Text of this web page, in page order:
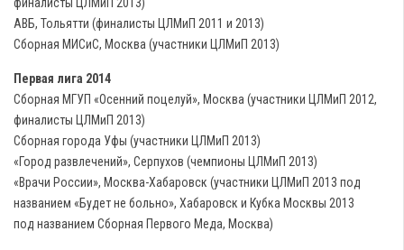
АВБ, Тольятти (финалисты ЦЛМиП 2011 и 2013)
Сборная МИСиС, Москва (участники ЦЛМиП 2013)
Первая лига 2014
Сборная МГУП «Осенний поцелуй», Москва (участники ЦЛМиП 2012,
финалисты ЦЛМиП 2013)
Сборная города Уфы (участники ЦЛМиП 2013)
«Город развлечений», Серпухов (чемпионы ЦЛМиП 2013)
«Врачи России», Москва-Хабаровск (участники ЦЛМиП 2013 под
названием «Будет не больно», Хабаровск и Кубка Москвы 2013
под названием Сборная Первого Меда, Москва)